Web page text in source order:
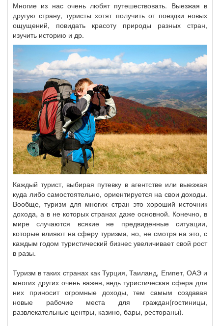
Многие из нас очень любят путешествовать. Выезжая в
другую страну, туристы хотят получить от поездки новых
ощущений, повидать красоту природы разных стран,
изучить историю и др.
Каждый турист, выбирая путевку в агентстве или выезжая
куда либо самостоятельно, ориентируется на свои доходы.
Вообще, туризм для многих стран это хороший источник
дохода, а в не которых странах даже основной. Конечно, в
мире случаются всякие не предвиденные ситуации,
которые влияют на сферу туризма, но, не смотря на это, с
каждым годом туристический бизнес увеличивает свой рост
в разы.
Туризм в таких странах как Турция, Таиланд, Египет, ОАЭ и
многих других очень важен, ведь туристическая сфера для
них приносит огромные доходы, тем самым создавая
новые рабочие места для граждан(гостиницы,
развлекательные центры, казино, бары, рестораны).